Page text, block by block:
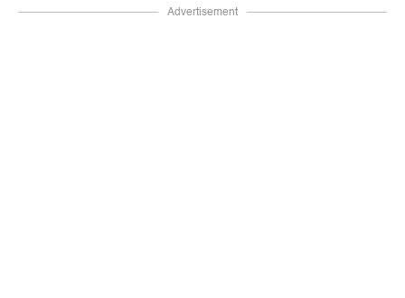
Advertisement